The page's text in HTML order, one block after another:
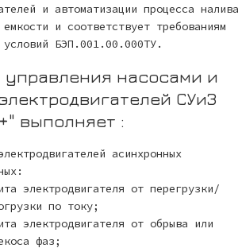
и автоматизации процесса налива
и соответствует требованиям
условий БЭП.001.00.000ТУ.
управления насосами и
СУиЗ
выполняет :
асинхронных
электродвигателя от перегрузки/
по току;
электродвигателя от обрыва или
фаз;